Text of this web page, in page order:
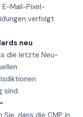
E-Mail-Pixel-
verfolgt
neu
die letzte Neu-
sind.
dass die CMP in